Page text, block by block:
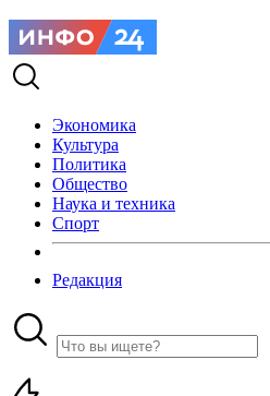
Экономика
Культура
Политика
Общество
Наука и техника
Спорт
Редакция